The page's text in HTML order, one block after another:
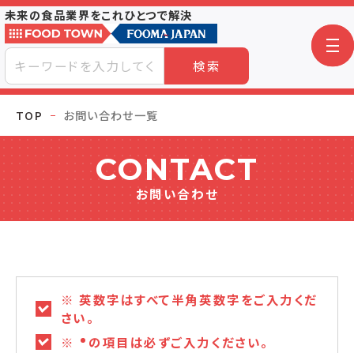
未来の食品業界をこれひとつで解決
検索
TOP お問い合わせ一覧
CONTACT
お問い合わせ
※ 英数字はすべて半角英数字をご入力くだ
さい。
※ の項目は必ずご入力ください。